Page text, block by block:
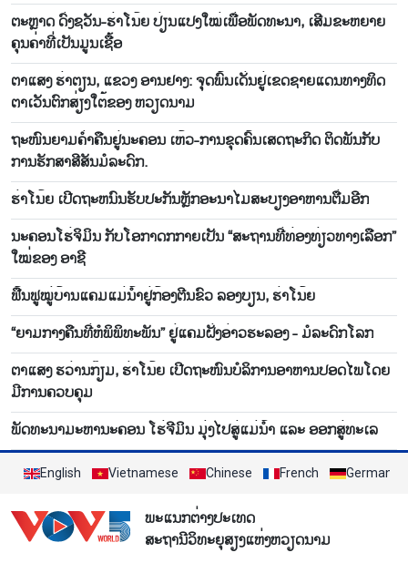
ຕະ​ຫຼາດ ​ດົ່ງ​ຊວັນ-ຮ່າ​ໂນ້ຍ ປ່ຽນ​ແປງ​ໃໝ່​ເພື່ອ​ພັດ​ທະ​ນາ, ເສີມ​ຂະ​ຫຍາຍ​
ຄຸນ​ຄ່າ​ທີ່​ເປັນ​ມູນ​ເຊື້ອ
ຕາ​ແສງ ຮ່າ​ຕຽນ, ແຂວງ ອານ​ຢາງ: ຈຸດ​ພ​ົ້ນ​ເດັ່ນ​ຢູ່​ເຂດ​ຊາຍ​ແດນ​ທາງ​ທິດ​
ຕາ​ເວັນ​ຕົກ​ສ່ຽງ​ໃຕ້​ຂອງ ຫວຽດນາມ
ຖະ​ໜົນ​ຍາມ​ຄ່ຳ​ຄືນ​ຢູ່​ນະ​ຄອນ ເຫ້ວ-ການ​ຂຸດ​ຄົ້ນ​ເສດ​ຖະ​ກິດ ຕິດ​ພັນ​ກັບ​
ການ​ຮັກ​ສາ​ສີ​ສັນ​ມໍ​ລະ​ດົກ.
ຮ່າ​ໂນ້ຍ ເປີດ​ຖະ​​ຫນົນ​ຮັບ​ປະ​ກັນຫຼັກ​ອະ​ນາ​ໄມ​ສະ​ບຽງ​ອາ​ຫານຕື່ມອີກ
ນະຄອນໂຮ່ຈິມິນ ກັບໂອກາດກກາຍເປັນ “ສະຖານທີ່ທ່ອງທ່ຽວທາງເລືອກ”
ໃໝ່ຂອງ ອາຊີ
ຟື້ນ​ຟູ​ໝູ່​ບ້ານ​ແຄມ​ແມ່​ນ້ຳ​ຢູ່​ກ້ອງ​ຕີນ​ຂົວ ລອງ​ບຽນ, ຮ່າ​ໂນ້ຍ
“ຍາມກາງ​ຄືນ​ທີ່​ຫໍ​ພິ​ພິ​ທະ​ພັນ” ຢູ່ແຄມຝັ່ງ​ອ່າວ​ຮະ​ລອງ - ​ມໍ​ລະ​ດົກໂລກ
ຕາແສງ ຮວ່ານກ໊ຽມ, ຮ່າໂນ້ຍ ເປີດຖະໜົນບໍລິການອາຫານປອດໄພໂດຍ
ມີການຄວບຄຸມ
ພັດທະນາມະຫານະຄອນ ໂຮ່ຈີມິນ ມຸ່ງໄປສູ່ແມ່ນ້ຳ ແລະ ອອກສູ່ທະເລ
English Vietnamese Chinese French German
ພະແນກຕ່າງປະເທດ
ສະຖານີວິທະຍຸສຽງແຫ່ງຫວຽດນາມ